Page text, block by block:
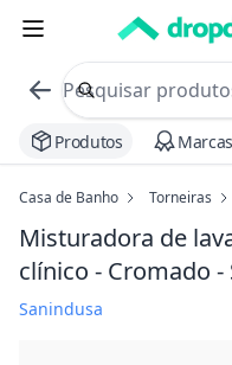
commerce search
Procurar
Produtos Marcas
Casa de Banho Torneiras
Misturadora de
clínico - Cromado -
Sanindusa